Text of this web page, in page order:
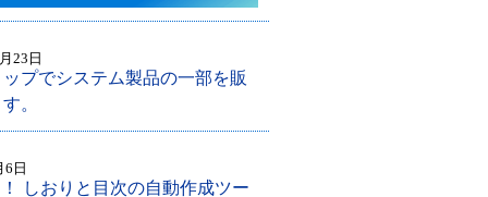
23日
プでシステム製品の一部を販
。
6日
しおりと目次の自動作成ツー